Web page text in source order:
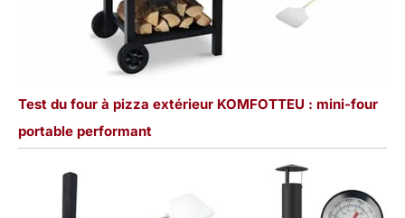
Test du four à pizza extérieur KOMFOTTEU : mini-four
portable performant